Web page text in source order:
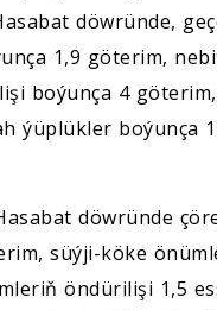
döwründe,
1,9 göterim,
boýunça 4
ýüplükler boýunça
döwründe
süýji-köke
öndürilişi 1,5